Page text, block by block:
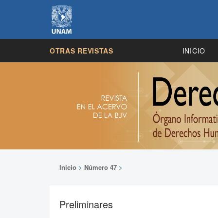
OTRAS REVISTAS INICIO
Inicio > Número 47 >
Preliminares